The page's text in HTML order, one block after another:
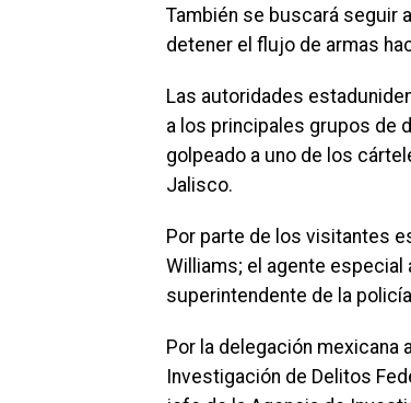
También se buscará seguir
detener el flujo de armas
Las autoridades
a los principales grupos de
golpeado a uno de los
Jalisco.
Por parte de los visitantes
Williams; el agente especial
superintendente de la
Por la delegación mexicana
Investigación de Delitos